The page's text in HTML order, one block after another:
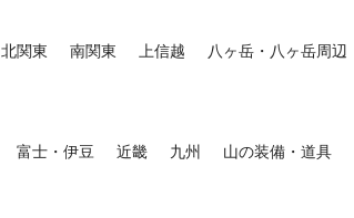
北関東 南関東 上信越 八ヶ岳・八ヶ岳周辺
富士・伊豆 近畿 九州 山の装備・道具